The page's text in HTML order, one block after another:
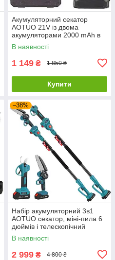
Акумуляторний секатор
AOTUO 21V із двома
акумуляторами 2000 mAh в
кейсі
В наявності
1 149 ₴ 1 850 ₴
Купити
–38%
Набір акумуляторний 3в1
AOTUO секатор, міні-пила 6
дюймів і телескопічний
подовжувач 2 метри
(висоторізи)
В наявності
2 999 ₴ 4 800 ₴